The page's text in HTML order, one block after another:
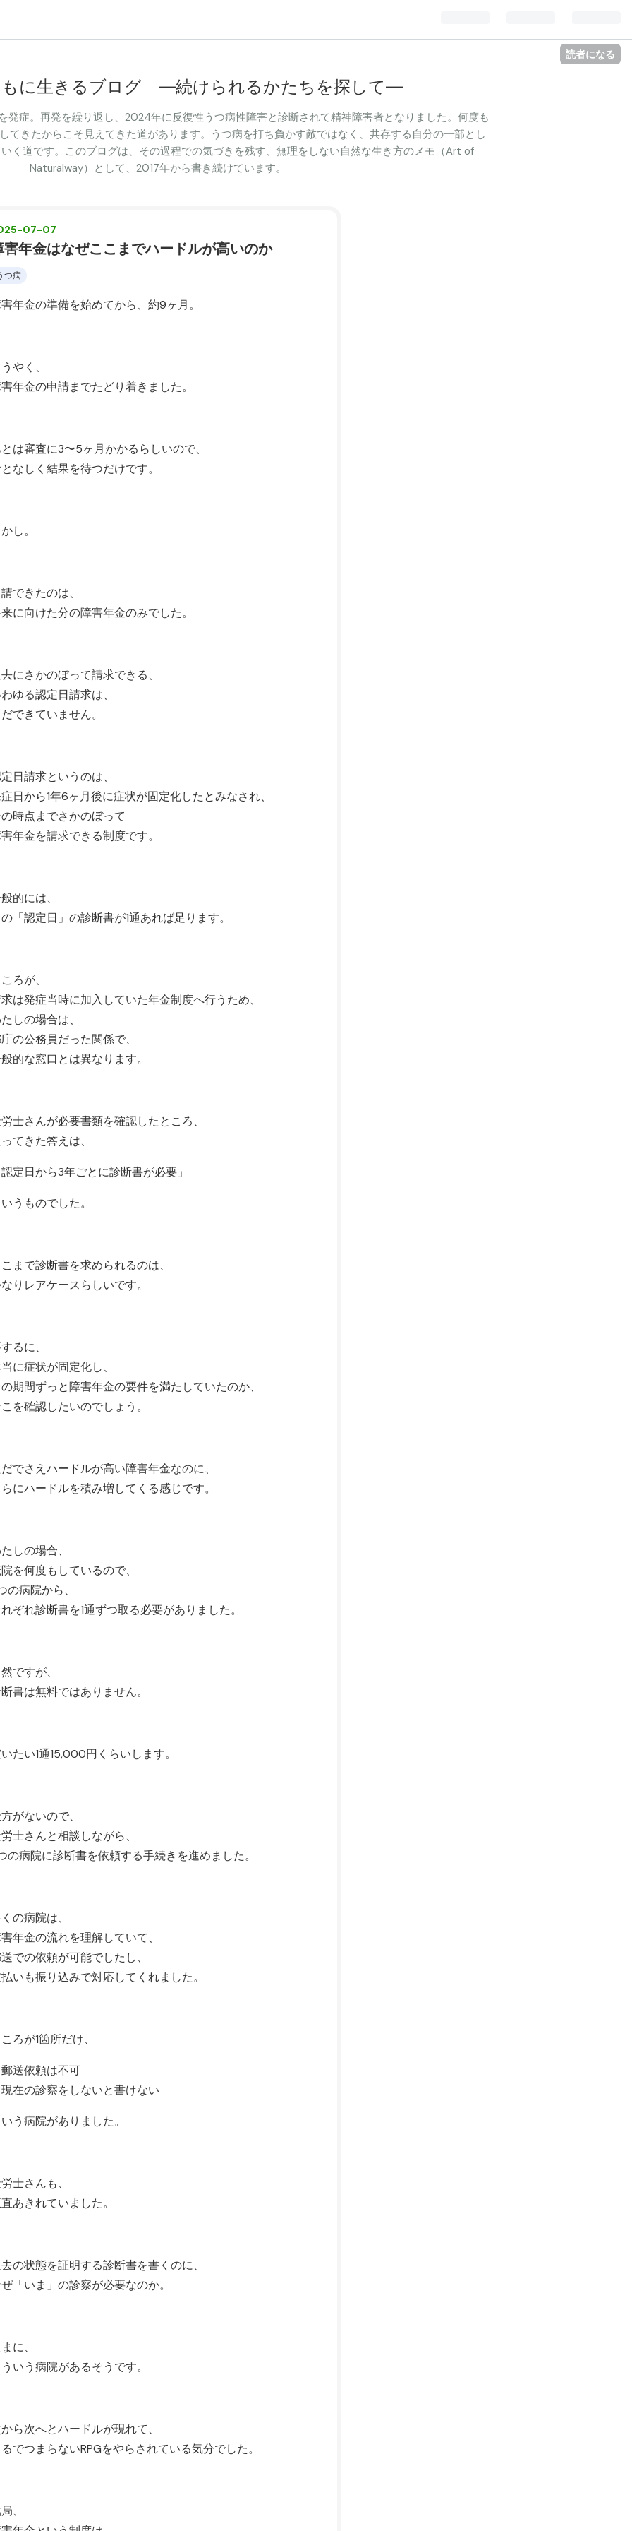
読者になる
もに生きるブログ ―続けられるかたちを探して―
発症。再発を繰り返し、2024年に反復性うつ病性障害と診断されて精神障害者となりました。何度も
てきたからこそ見えてきた道があります。うつ病を打ち負かす敵ではなく、共存する自分の一部とし
く道です。このブログは、その過程での気づきを残す、無理をしない自然な生き方のメモ（Art of
Naturalway）として、2017年から書き続けています。
-07-07
害年金はなぜここまでハードルが高いのか
つ病
年金の準備を始めてから、約9ヶ月。
やく、
年金の申請までたどり着きました。
は審査に3〜5ヶ月かかるらしいので、
なしく結果を待つだけです。
し。
できたのは、
に向けた分の障害年金のみでした。
にさかのぼって請求できる、
ゆる認定日請求は、
できていません。
日請求というのは、
日から1年6ヶ月後に症状が固定化したとみなされ、
時点までさかのぼって
年金を請求できる制度です。
的には、
「認定日」の診断書が1通あれば足ります。
ろが、
は発症当時に加入していた年金制度へ行うため、
しの場合は、
の公務員だった関係で、
的な窓口とは異なります。
士さんが必要書類を確認したところ、
てきた答えは、
定日から3年ごとに診断書が必要」
うものでした。
まで診断書を求められるのは、
りレアケースらしいです。
るに、
に症状が固定化し、
期間ずっと障害年金の要件を満たしていたのか、
を確認したいのでしょう。
でさえハードルが高い障害年金なのに、
にハードルを積み増してくる感じです。
しの場合、
を何度もしているので、
の病院から、
ぞれ診断書を1通ずつ取る必要がありました。
ですが、
書は無料ではありません。
たい1通15,000円くらいします。
がないので、
士さんと相談しながら、
の病院に診断書を依頼する手続きを進めました。
の病院は、
年金の流れを理解していて、
での依頼が可能でしたし、
いも振り込みで対応してくれました。
ろが1箇所だけ、
送依頼は不可
在の診察をしないと書けない
う病院がありました。
士さんも、
あきれていました。
の状態を証明する診断書を書くのに、
「いま」の診察が必要なのか。
に、
いう病院があるそうです。
ら次へとハードルが現れて、
でつまらないRPGをやらされている気分でした。
、